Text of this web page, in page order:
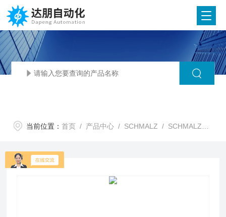
当前位置：首页 / 产品中心 / SCHMALZ / SCHMALZ真空阀